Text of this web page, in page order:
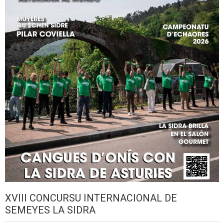
XVIII CONCURSU INTERNACIONAL DE
SEMEYES LA SIDRA